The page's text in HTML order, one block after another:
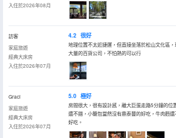
入住於2026年08月
訪客
家庭旅遊
經典大床房
入住於2026年07月
4.2 很好
地理位置不太近捷運，但直接坐落於松山文化區
大量的百貨公司，不怕熱的可以行
Graci
家庭旅遊
經典大床房
入住於2026年07月
5.0 極好
房間很大，很有設計感，離大巨蛋走路5分鐘的位
還不錯，小籠包當然沒有鼎泰豐的好吃，牛肉麪
好吃。